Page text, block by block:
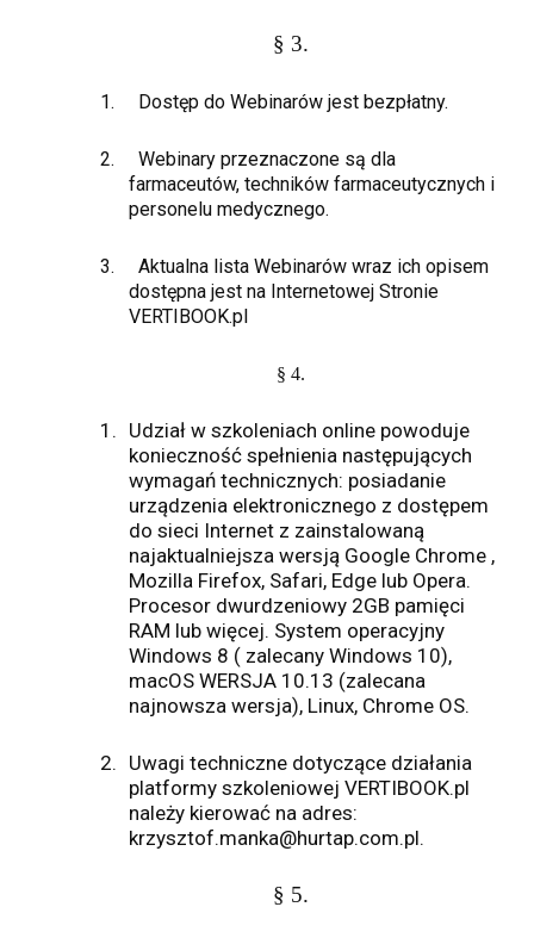
§ 3.
1. Dostęp do Webinarów jest bezpłatny.
2.
Webinary przeznaczone są dla
farmaceutów, techników farmaceutycznych i
personelu medycznego.
3.
Aktualna lista Webinarów wraz ich opisem
dostępna jest na Internetowej Stronie
VERTIBOOK.pl
§ 4.
1. Udział w szkoleniach online powoduje
konieczność spełnienia następujących
wymagań technicznych: posiadanie
urządzenia elektronicznego z dostępem
do sieci Internet z zainstalowaną
najaktualniejsza wersją Google Chrome ,
Mozilla Firefox, Safari, Edge lub Opera.
Procesor dwurdzeniowy 2GB pamięci
RAM lub więcej. System operacyjny
Windows 8 ( zalecany Windows 10),
macOS WERSJA 10.13 (zalecana
najnowsza wersja), Linux, Chrome OS.
2. Uwagi techniczne dotyczące działania
platformy szkoleniowej VERTIBOOK.pl
należy kierować na adres:
krzysztof.manka@hurtap.com.pl.
§ 5.